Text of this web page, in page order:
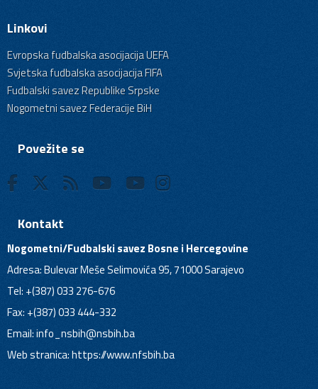
Linkovi
Evropska fudbalska asocijacija UEFA
Svjetska fudbalska asocijacija FIFA
Fudbalski savez Republike Srpske
Nogometni savez Federacije BiH
Povežite se
Kontakt
Nogometni/Fudbalski savez Bosne i Hercegovine
Adresa: Bulevar Meše Selimovića 95, 71000 Sarajevo
Tel: +(387) 033 276-676
Fax: +(387) 033 444-332
Email:info_nsbih@nsbih.ba
Web stranica: https://www.nfsbih.ba